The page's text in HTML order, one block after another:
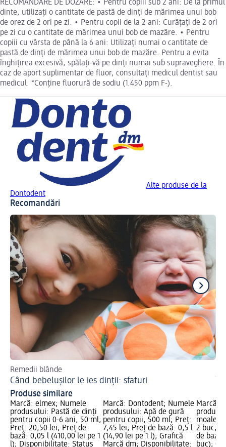
RECOMANDARE DE DOZARE: • Pentru copiii sub 2 ani: De la primul
dinte, utilizați o cantitate de pastă de dinți de mărimea unui bob
de orez de 2 ori pe zi. • Pentru copii de la 2 ani: Curățați de 2 ori
pe zi cu o cantitate de mărimea unui bob de mazăre. • Pentru
copiii cu vârsta de până la 6 ani: Utilizați numai o cantitate de
pastă de dinți de mărimea unui bob de mazăre. Pentru a evita
înghițirea excesivă, spălați-vă pe dinți numai sub supraveghere. În
caz de aport suplimentar de fluor, consultați medicul dentist sau
medicul. *Conține fluorură de sodiu (1.450 ppm F-).
Alte produse de la
Dontodent
Recomandări
Remedii blânde
Când bebelușilor le ies dinții: sfaturi
Produse similare
Marcă: elmex; Numele
produsului: Pastă de dinți
pentru copii 0-6 ani, 50 ml;
Preț: 20,50 lei; Preț de
bază: 0,05 l (410,00 lei pe 1
l); Disponibilitate: Status
Marcă: Dontodent; Numele
produsului: Apă de gură
pentru copii, 500 ml; Preț:
7,45 lei; Preț de bază: 0,5 l
(14,90 lei pe 1 l); Grafică
Marcă dm; Disponibilitate:
Marcă:
moale
2 buc;
de
buc);